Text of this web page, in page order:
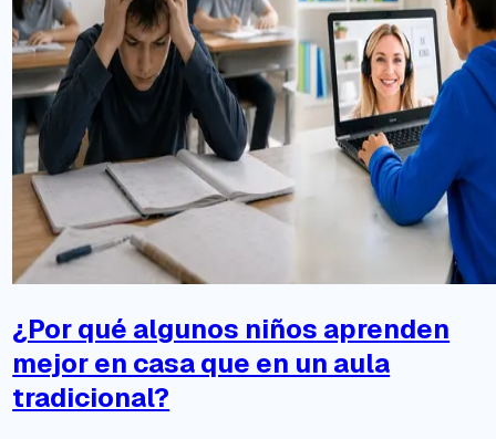
¿Por qué algunos niños aprenden
mejor en casa que en un aula
tradicional?